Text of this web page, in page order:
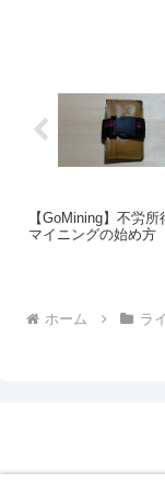
【GoMining】不労
マイニングの始め方
ホーム ラ